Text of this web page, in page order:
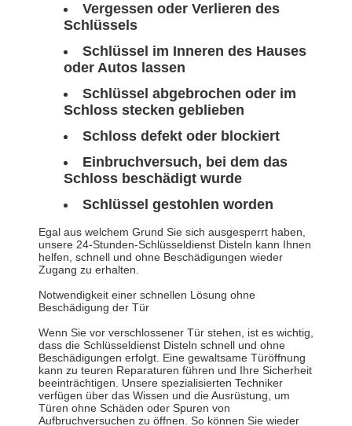
Vergessen oder Verlieren des
Schlüssels
Schlüssel im Inneren des Hauses
oder Autos lassen
Schlüssel abgebrochen oder im
Schloss stecken geblieben
Schloss defekt oder blockiert
Einbruchversuch, bei dem das
Schloss beschädigt wurde
Schlüssel gestohlen worden
Egal aus welchem Grund Sie sich ausgesperrt haben,
unsere 24-Stunden-Schlüsseldienst Disteln kann Ihnen
helfen, schnell und ohne Beschädigungen wieder
Zugang zu erhalten.
Notwendigkeit einer schnellen Lösung ohne
Beschädigung der Tür
Wenn Sie vor verschlossener Tür stehen, ist es wichtig,
dass die Schlüsseldienst Disteln schnell und ohne
Beschädigungen erfolgt. Eine gewaltsame Türöffnung
kann zu teuren Reparaturen führen und Ihre Sicherheit
beeinträchtigen. Unsere spezialisierten Techniker
verfügen über das Wissen und die Ausrüstung, um
Türen ohne Schäden oder Spuren von
Aufbruchversuchen zu öffnen. So können Sie wieder